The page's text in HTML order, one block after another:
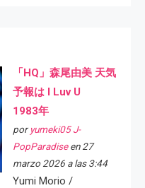
「HQ」森尾由美 天気
予報は I Luv U
1983年
por yumeki05 J-
PopParadiseen 27
marzo 2026 a las 3:44
Yumi Morio /